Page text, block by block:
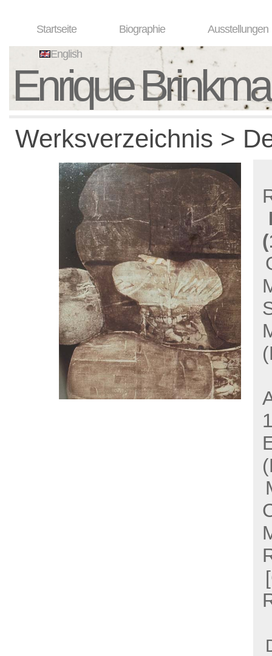
Startseite Biographie Ausstellungen
English
Enrique
Werksverzeichnis >